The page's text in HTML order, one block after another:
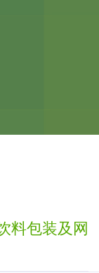
料包装及网